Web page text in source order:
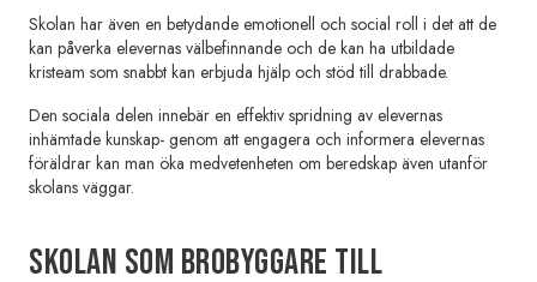
Skolan har även en betydande emotionell och social roll i det att de
kan påverka elevernas välbefinnande och de kan ha utbildade
kristeam som snabbt kan erbjuda hjälp och stöd till drabbade.
Den sociala delen innebär en effektiv spridning av elevernas
inhämtade kunskap- genom att engagera och informera elevernas
föräldrar kan man öka medvetenheten om beredskap även utanför
skolans väggar.
SKOLAN SOM BROBYGGARE TILL